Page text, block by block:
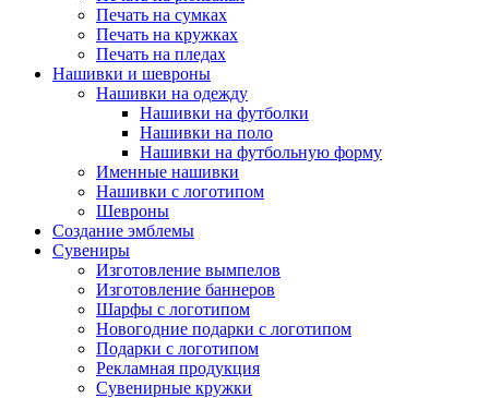
Печать на сумках
Печать на кружках
Печать на пледах
Нашивки и шевроны
Нашивки на одежду
Нашивки на футболки
Нашивки на поло
Нашивки на футбольную форму
Именные нашивки
Нашивки с логотипом
Шевроны
Создание эмблемы
Сувениры
Изготовление вымпелов
Изготовление баннеров
Шарфы с логотипом
Новогодние подарки с логотипом
Подарки с логотипом
Рекламная продукция
Сувенирные кружки